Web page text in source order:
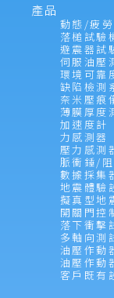
產品
動態/疲
落槌試
避震器
伺服油壓
環境可靠
缺陷檢測
奈米壓痕
薄膜厚度
加速度計
力感測器
壓力感測
脈衝錘/
數據採集
地震體驗
擬真型地
開關門控
落下衝擊
多軸向測
油壓作動
油壓作動
客戶既有